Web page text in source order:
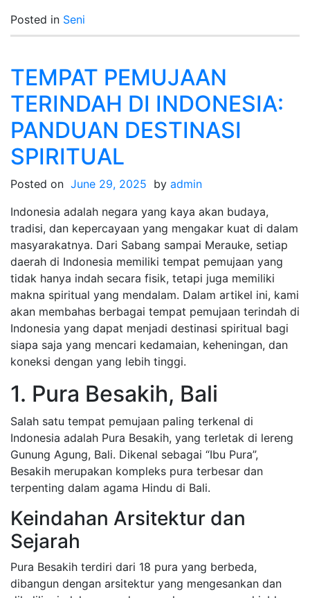
Posted in Seni
TEMPAT PEMUJAAN
TERINDAH DI INDONESIA:
PANDUAN DESTINASI
SPIRITUAL
Posted on June 29, 2025 by admin
Indonesia adalah negara yang kaya akan budaya,
tradisi, dan kepercayaan yang mengakar kuat di dalam
masyarakatnya. Dari Sabang sampai Merauke, setiap
daerah di Indonesia memiliki tempat pemujaan yang
tidak hanya indah secara fisik, tetapi juga memiliki
makna spiritual yang mendalam. Dalam artikel ini, kami
akan membahas berbagai tempat pemujaan terindah di
Indonesia yang dapat menjadi destinasi spiritual bagi
siapa saja yang mencari kedamaian, keheningan, dan
koneksi dengan yang lebih tinggi.
1. Pura Besakih, Bali
Salah satu tempat pemujaan paling terkenal di
Indonesia adalah Pura Besakih, yang terletak di lereng
Gunung Agung, Bali. Dikenal sebagai “Ibu Pura”,
Besakih merupakan kompleks pura terbesar dan
terpenting dalam agama Hindu di Bali.
Keindahan Arsitektur dan
Sejarah
Pura Besakih terdiri dari 18 pura yang berbeda,
dibangun dengan arsitektur yang mengesankan dan